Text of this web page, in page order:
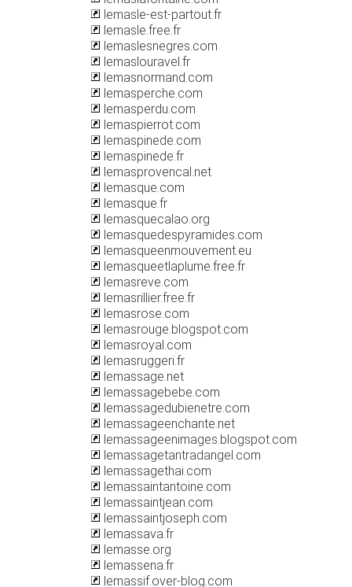
lemasle-est-partout.fr
lemasle.free.fr
lemaslesnegres.com
lemaslouravel.fr
lemasnormand.com
lemasperche.com
lemasperdu.com
lemaspierrot.com
lemaspinede.com
lemaspinede.fr
lemasprovencal.net
lemasque.com
lemasque.fr
lemasquecalao.org
lemasquedespyramides.com
lemasqueenmouvement.eu
lemasqueetlaplume.free.fr
lemasreve.com
lemasrillier.free.fr
lemasrose.com
lemasrouge.blogspot.com
lemasroyal.com
lemasruggeri.fr
lemassage.net
lemassagebebe.com
lemassagedubienetre.com
lemassageenchante.net
lemassageenimages.blogspot.com
lemassagetantradangel.com
lemassagethai.com
lemassaintantoine.com
lemassaintjean.com
lemassaintjoseph.com
lemassava.fr
lemasse.org
lemassena.fr
lemassif.over-blog.com